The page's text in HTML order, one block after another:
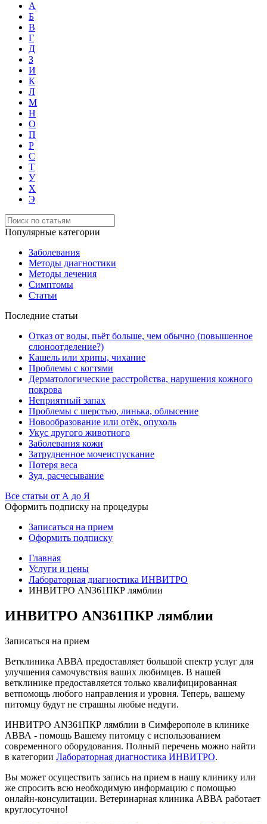
А
Б
В
Г
Д
З
И
К
Л
М
Н
О
П
Р
С
Т
У
Х
Э
Популярные категории
Заболевания
Методы диагностики
Методы лечения
Симптомы
Статьи
Последние статьи
Отказ от воды, пьёт больше, чем обычно (повышенное
слюноотделение?)
Кашель или хрипы, чихание
Проблемы с когтями
Дерматологические расстройства, нарушения кожного
покрова
Неприятный запах
Проблемы с шерстью, линька, облысение
Новообразование или отёк, опухоль
Укус другого животного
Заболевания кожи
Затрудненное мочеиспускание
Потеря веса
Зуд, расчесывание
Все статьи от А до Я
Оформить подписку на процедуры
Записаться на прием
Оформить подписку
Главная
Услуги и цены
Лабораторная диагностика ИНВИТРО
ИНВИТРО AN361ПКР лямблии
ИНВИТРО AN361ПКР лямблии
Записаться на прием
Ветклиника АВВА предоставляет большой спектр услуг для
улучшения самочувствия ваших любимцев. В нашей
ветклинике предоставляется только квалифицированная
ветпомощь любого направления и уровня. Теперь, вашему
питомцу будут не страшны любые недуги.
ИНВИТРО AN361ПКР лямблии в Симферополе в клинике
АВВА - помощь Вашему питомцу с использованием
современного оборудования. Полный перечень можно найти
в категории Лабораторная диагностика ИНВИТРО.
Вы может осуществить запись на прием в нашу клинику или
же спросить всю необходимую информацию с помощью
онлайн-консулитации. Ветеринарная клиника АВВА работает
круглосуточно!